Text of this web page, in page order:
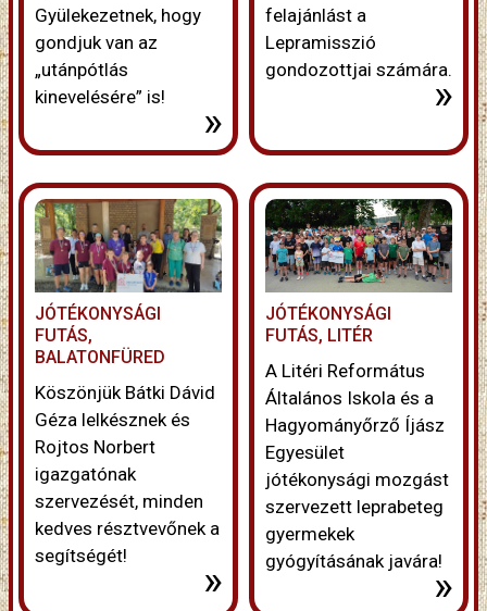
Gyülekezetnek, hogy
gondjuk van az
„utánpótlás
kinevelésére” is!
»
felajánlást a
Lepramisszió
gondozottjai számára.
»
JÓTÉKONYSÁGI
FUTÁS,
BALATONFÜRED
Köszönjük Bátki Dávid
Géza lelkésznek és
Rojtos Norbert
igazgatónak
szervezését, minden
kedves résztvevőnek a
segítségét!
»
JÓTÉKONYSÁGI
FUTÁS, LITÉR
A Litéri Református
Általános Iskola és a
Hagyományőrző Íjász
Egyesület
jótékonysági mozgást
szervezett leprabeteg
gyermekek
gyógyításának javára!
»